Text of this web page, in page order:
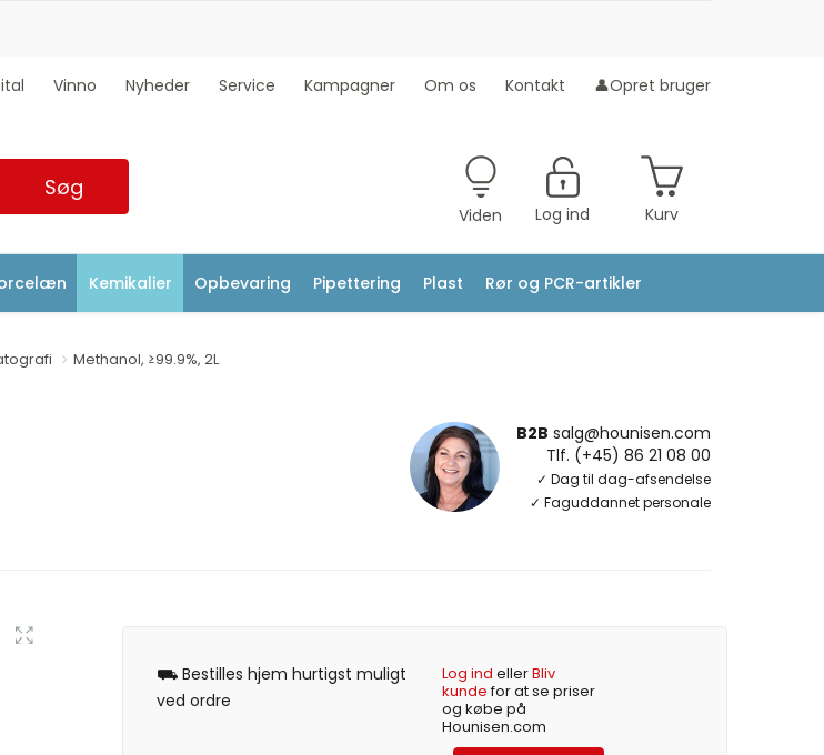
Vinno Nyheder Service Kampagner Om os Kontakt 👤Opret bruger
Søg
Viden Log ind Kurv
Kemikalier Opbevaring Pipettering Plast Rør og PCR-artikler
Methanol, ≥99.9%, 2L
B2B salg@hounisen.com
Tlf. (+45) 86 21 08 00
✓ Dag til dag-afsendelse
✓ Faguddannet personale
⛟ Bestilles hjem hurtigst muligt
ved ordre
Log ind ellerBliv
kundefor at se priser
og købe på
Hounisen.com